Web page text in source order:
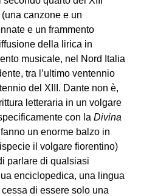
canzone e un
e un frammento
della lirica in
musicale, nel Nord Italia
tra l’ultimo ventennio
del XIII. Dante non è,
letteraria in un volgare
con la Divina
un enorme balzo in
il volgare fiorentino)
parlare di qualsiasi
enciclopedica, una lingua
di essere solo una